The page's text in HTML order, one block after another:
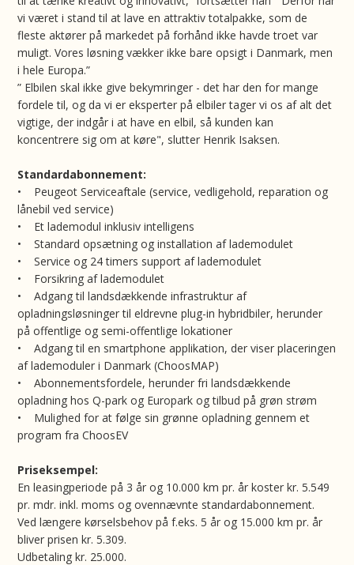
vi været i stand til at lave en attraktiv totalpakke, som de
fleste aktører på markedet på forhånd ikke havde troet var
muligt. Vores løsning vækker ikke bare opsigt i Danmark, men
i hele Europa.”
” Elbilen skal ikke give bekymringer - det har den for mange
fordele til, og da vi er eksperter på elbiler tager vi os af alt det
vigtige, der indgår i at have en elbil, så kunden kan
koncentrere sig om at køre", slutter Henrik Isaksen.
Standardabonnement:
• Peugeot Serviceaftale (service, vedligehold, reparation og
lånebil ved service)
• Et lademodul inklusiv intelligens
• Standard opsætning og installation af lademodulet
• Service og 24 timers support af lademodulet
• Forsikring af lademodulet
• Adgang til landsdækkende infrastruktur af
opladningsløsninger til eldrevne plug-in hybridbiler, herunder
på offentlige og semi-offentlige lokationer
• Adgang til en smartphone applikation, der viser placeringen
af lademoduler i Danmark (ChoosMAP)
• Abonnementsfordele, herunder fri landsdækkende
opladning hos Q-park og Europark og tilbud på grøn strøm
• Mulighed for at følge sin grønne opladning gennem et
program fra ChoosEV
Priseksempel:
En leasingperiode på 3 år og 10.000 km pr. år koster kr. 5.549
pr. mdr. inkl. moms og ovennævnte standardabonnement.
Ved længere kørselsbehov på f.eks. 5 år og 15.000 km pr. år
bliver prisen kr. 5.309.
Udbetaling kr. 25.000.